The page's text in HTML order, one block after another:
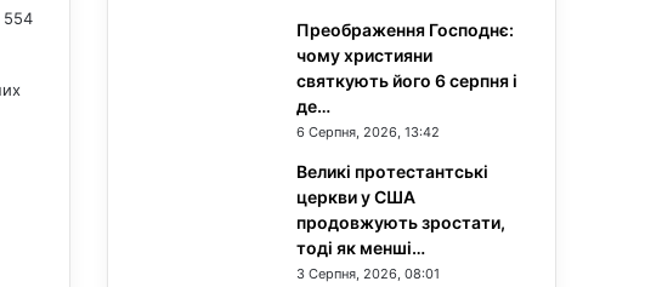
554
Преображення Господнє:
чому християни
святкують його 6 серпня і
де…
6 Серпня, 2026, 13:42
Великі протестантські
церкви у США
продовжують зростати,
тоді як менші…
3 Серпня, 2026, 08:01